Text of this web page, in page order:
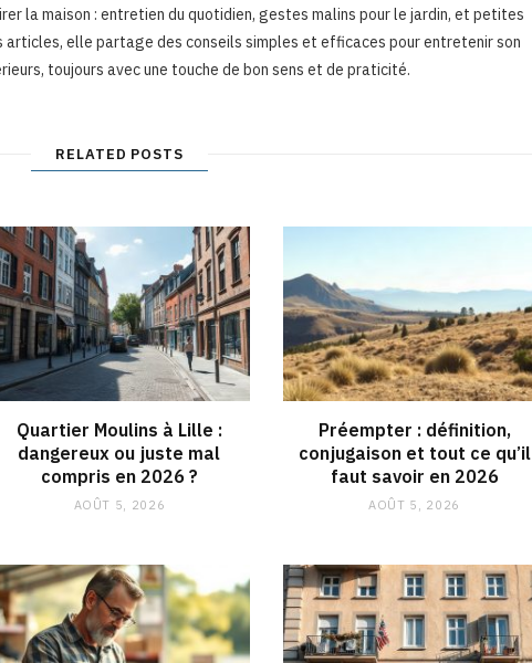
la maison : entretien du quotidien, gestes malins pour le jardin, et petites
articles, elle partage des conseils simples et efficaces pour entretenir son
toujours avec une touche de bon sens et de praticité.
RELATED POSTS
Quartier Moulins à Lille :
dangereux ou juste mal
compris en 2026 ?
AOÛT 5, 2026
Préempter : définition,
conjugaison et tout ce qu’il
faut savoir en 2026
AOÛT 5, 2026